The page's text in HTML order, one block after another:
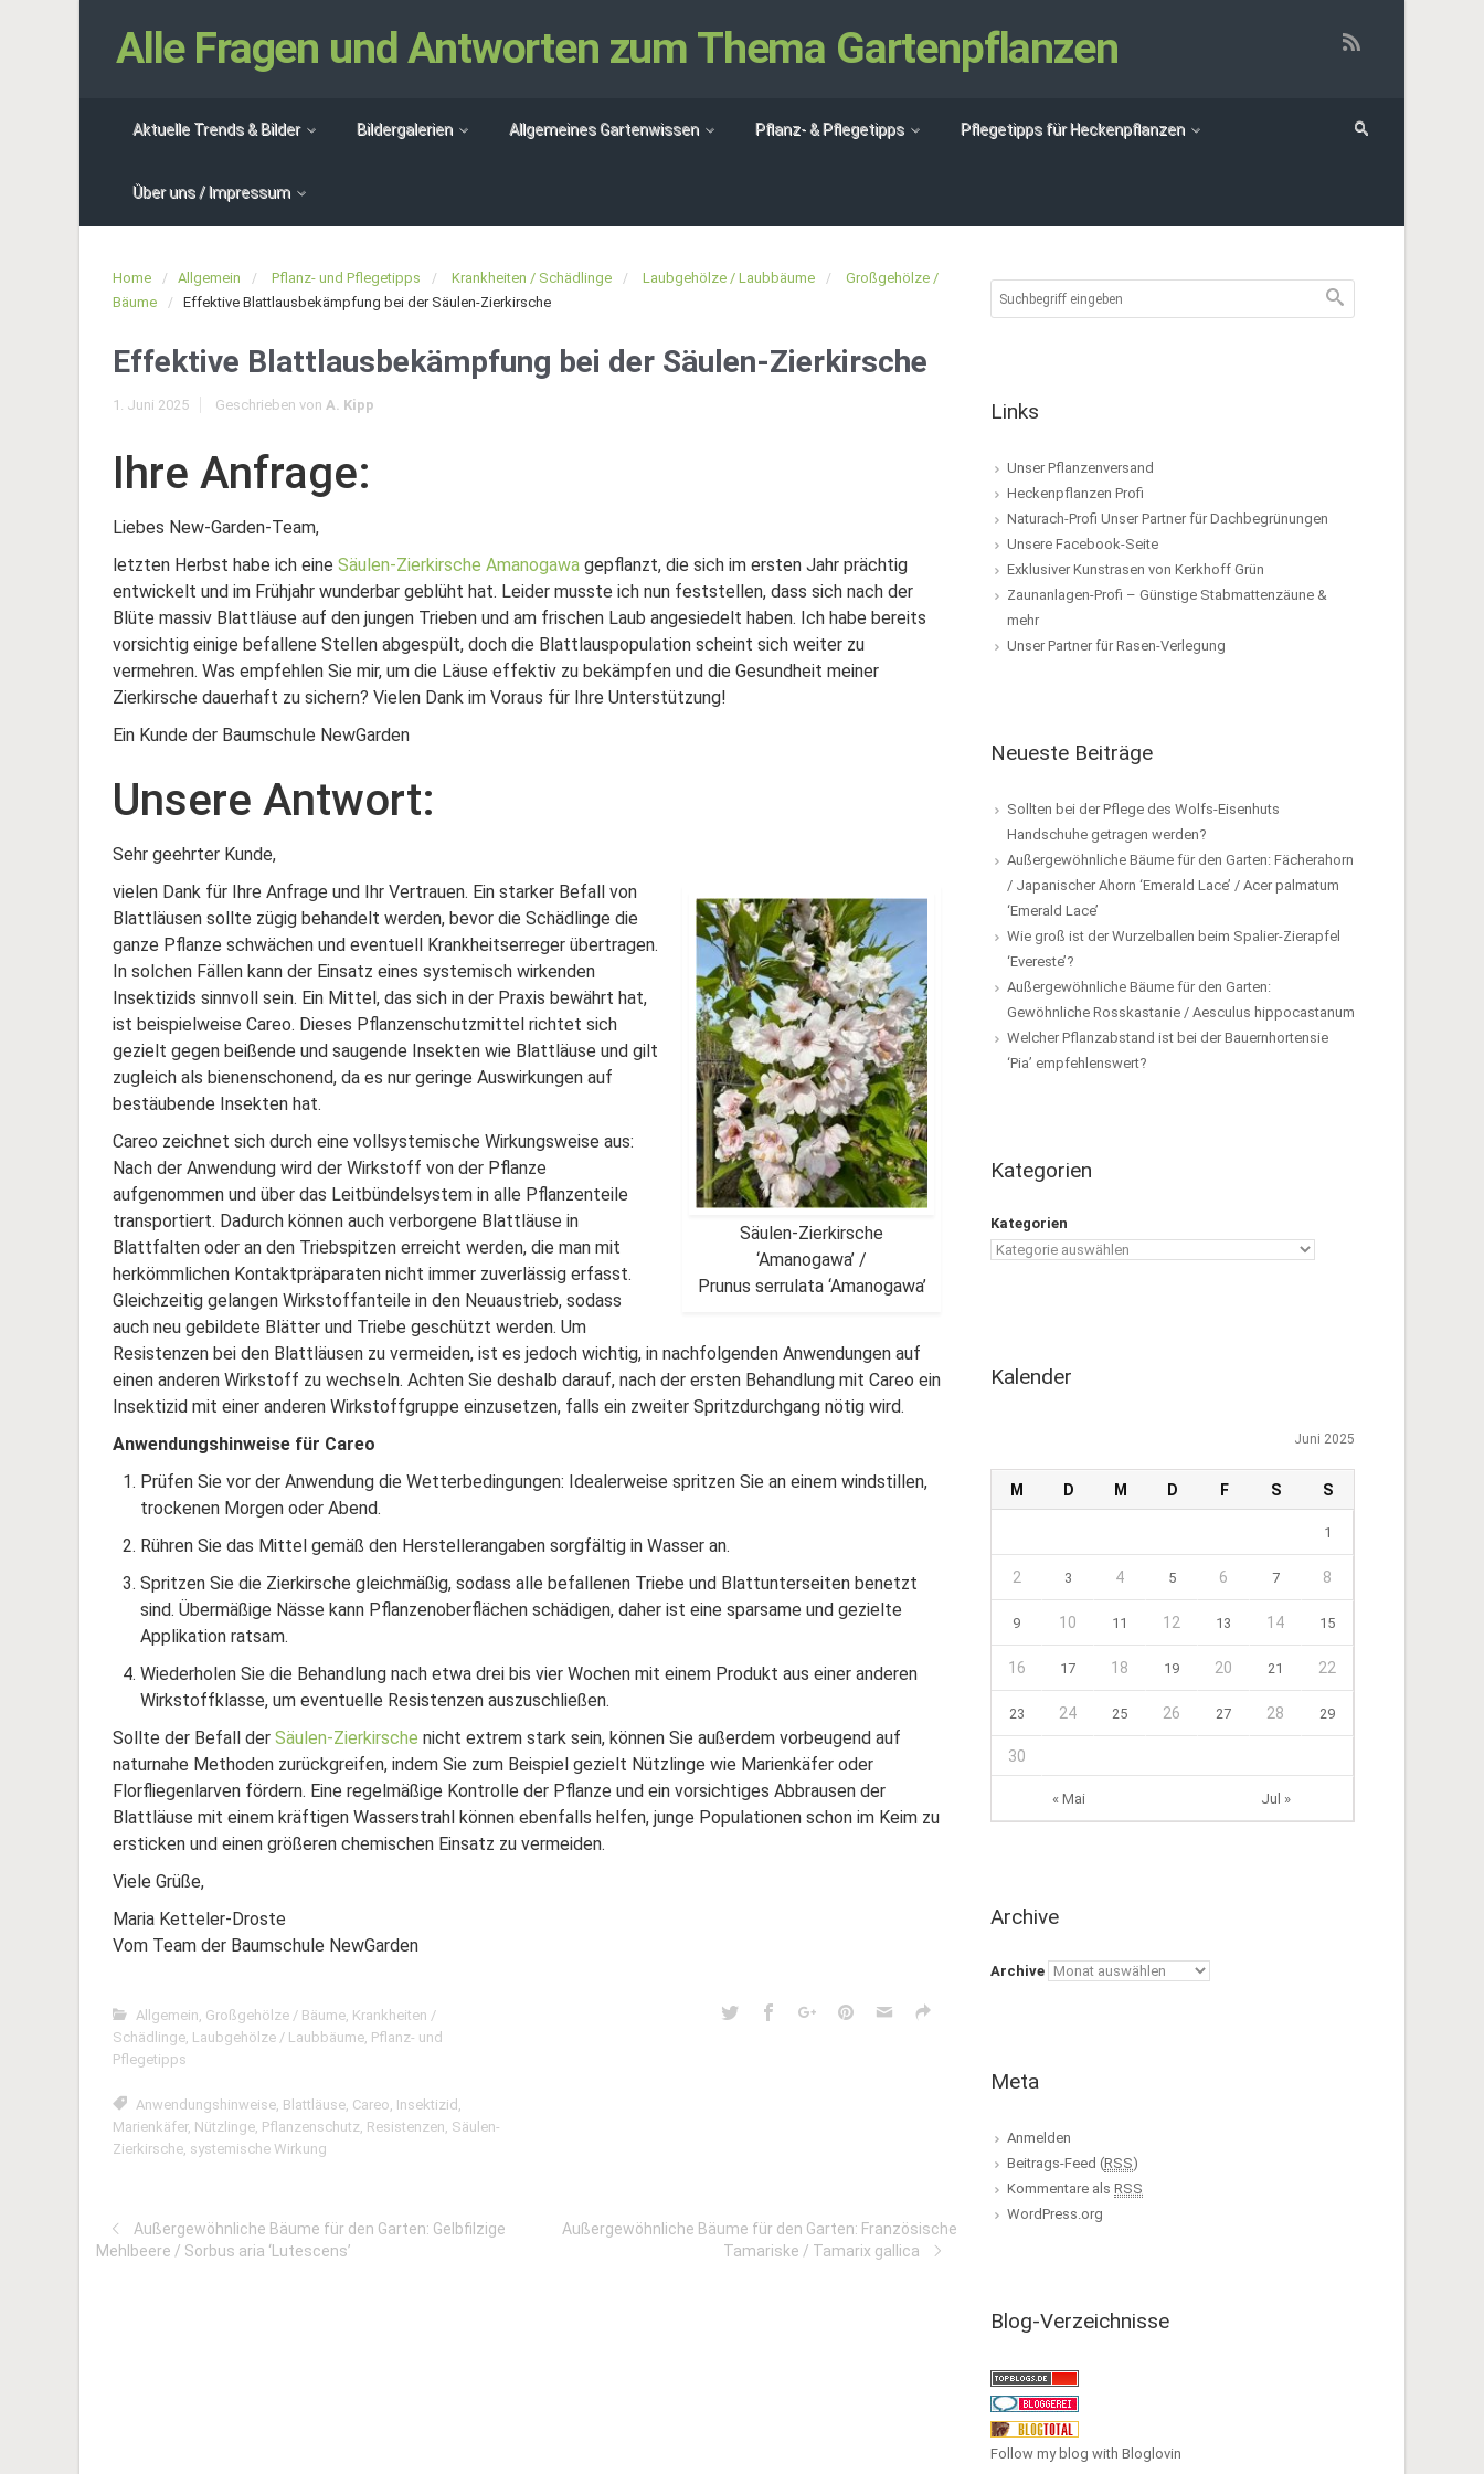
Alle Fragen und Antworten zum Thema Gartenpflanzen
Aktuelle Trends & Bilder Bildergalerien Allgemeines Gartenwissen Pflanz- & Pflegetipps Pflegetipps für Heckenpflanzen
Über uns / Impressum
Home Allgemein Pflanz- und Pflegetipps Krankheiten / Schädlinge Laubgehölze / Laubbäume
Großgehölze /
Bäume
Effektive Blattlausbekämpfung bei der Säulen-Zierkirsche
Effektive Blattlausbekämpfung bei der Säulen-Zierkirsche
1. Juni 2025 Geschrieben von A. Kipp
Ihre Anfrage:
Liebes New-Garden-Team,
letzten Herbst habe ich eine Säulen-Zierkirsche Amanogawa gepflanzt, die sich im ersten Jahr prächtig
entwickelt und im Frühjahr wunderbar geblüht hat. Leider musste ich nun feststellen, dass sich nach der
Blüte massiv Blattläuse auf den jungen Trieben und am frischen Laub angesiedelt haben. Ich habe bereits
vorsichtig einige befallene Stellen abgespült, doch die Blattlauspopulation scheint sich weiter zu
vermehren. Was empfehlen Sie mir, um die Läuse effektiv zu bekämpfen und die Gesundheit meiner
Zierkirsche dauerhaft zu sichern? Vielen Dank im Voraus für Ihre Unterstützung!
Ein Kunde der Baumschule NewGarden
Unsere Antwort:
Sehr geehrter Kunde,
Säulen-Zierkirsche
‘Amanogawa’ /
Prunus serrulata ‘Amanogawa’
vielen Dank für Ihre Anfrage und Ihr Vertrauen. Ein starker Befall von
Blattläusen sollte zügig behandelt werden, bevor die Schädlinge die
ganze Pflanze schwächen und eventuell Krankheitserreger übertragen.
In solchen Fällen kann der Einsatz eines systemisch wirkenden
Insektizids sinnvoll sein. Ein Mittel, das sich in der Praxis bewährt hat,
ist beispielweise Careo. Dieses Pflanzenschutzmittel richtet sich
gezielt gegen beißende und saugende Insekten wie Blattläuse und gilt
zugleich als bienenschonend, da es nur geringe Auswirkungen auf
bestäubende Insekten hat.
Careo zeichnet sich durch eine vollsystemische Wirkungsweise aus:
Nach der Anwendung wird der Wirkstoff von der Pflanze
aufgenommen und über das Leitbündelsystem in alle Pflanzenteile
transportiert. Dadurch können auch verborgene Blattläuse in
Blattfalten oder an den Triebspitzen erreicht werden, die man mit
herkömmlichen Kontaktpräparaten nicht immer zuverlässig erfasst.
Gleichzeitig gelangen Wirkstoffanteile in den Neuaustrieb, sodass
auch neu gebildete Blätter und Triebe geschützt werden. Um
Resistenzen bei den Blattläusen zu vermeiden, ist es jedoch wichtig, in nachfolgenden Anwendungen auf
einen anderen Wirkstoff zu wechseln. Achten Sie deshalb darauf, nach der ersten Behandlung mit Careo ein
Insektizid mit einer anderen Wirkstoffgruppe einzusetzen, falls ein zweiter Spritzdurchgang nötig wird.
Anwendungshinweise für Careo
Prüfen Sie vor der Anwendung die Wetterbedingungen: Idealerweise spritzen Sie an einem windstillen,
trockenen Morgen oder Abend.
Rühren Sie das Mittel gemäß den Herstellerangaben sorgfältig in Wasser an.
Spritzen Sie die Zierkirsche gleichmäßig, sodass alle befallenen Triebe und Blattunterseiten benetzt
sind. Übermäßige Nässe kann Pflanzenoberflächen schädigen, daher ist eine sparsame und gezielte
Applikation ratsam.
Wiederholen Sie die Behandlung nach etwa drei bis vier Wochen mit einem Produkt aus einer anderen
Wirkstoffklasse, um eventuelle Resistenzen auszuschließen.
Sollte der Befall der Säulen-Zierkirsche nicht extrem stark sein, können Sie außerdem vorbeugend auf
naturnahe Methoden zurückgreifen, indem Sie zum Beispiel gezielt Nützlinge wie Marienkäfer oder
Florfliegenlarven fördern. Eine regelmäßige Kontrolle der Pflanze und ein vorsichtiges Abbrausen der
Blattläuse mit einem kräftigen Wasserstrahl können ebenfalls helfen, junge Populationen schon im Keim zu
ersticken und einen größeren chemischen Einsatz zu vermeiden.
Viele Grüße,
Maria Ketteler-Droste
Vom Team der Baumschule NewGarden
Allgemein, Großgehölze / Bäume, Krankheiten /
Schädlinge, Laubgehölze / Laubbäume, Pflanz- und
Pflegetipps
Anwendungshinweise, Blattläuse, Careo, Insektizid ,
Marienkäfer, Nützlinge, Pflanzenschutz, Resistenzen, Säulen-
Zierkirsche, systemische Wirkung
Außergewöhnliche Bäume für den Garten: Gelbfilzige
Mehlbeere / Sorbus aria ‘Lutescens’
Außergewöhnliche Bäume für den Garten: Französische
Tamariske / Tamarix gallica
Links
Unser Pflanzenversand
Heckenpflanzen Profi
Naturach-Profi Unser Partner für Dachbegrünungen
Unsere Facebook-Seite
Exklusiver Kunstrasen von Kerkhoff Grün
Zaunanlagen-Profi – Günstige Stabmattenzäune &
mehr
Unser Partner für Rasen-Verlegung
Neueste Beiträge
Sollten bei der Pflege des Wolfs-Eisenhuts
Handschuhe getragen werden?
Außergewöhnliche Bäume für den Garten: Fächerahorn
/ Japanischer Ahorn ‘Emerald Lace’ / Acer palmatum
‘Emerald Lace’
Wie groß ist der Wurzelballen beim Spalier-Zierapfel
‘Evereste’?
Außergewöhnliche Bäume für den Garten:
Gewöhnliche Rosskastanie / Aesculus hippocastanum
Welcher Pflanzabstand ist bei der Bauernhortensie
‘Pia’ empfehlenswert?
Kategorien
Kategorien
Kalender
Juni 2025
M D M D F S S
« Mai Jul »
1
2 3 4 5 6 7 8
9 10 11 12 13 14 15
16 17 18 19 20 21 22
23 24 25 26 27 28 29
30
Archive
Archive
Meta
Anmelden
Beitrags-Feed (RSS)
Kommentare als RSS
WordPress.org
Blog-Verzeichnisse
Follow my blog with Bloglovin